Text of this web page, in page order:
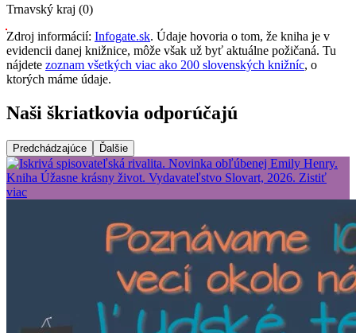
Trnavský kraj (0)
Zdroj informácií: Infogate.sk. Údaje hovoria o tom, že kniha je v
evidencii danej knižnice, môže však už byť aktuálne požičaná. Tu
nájdete zoznam všetkých viac ako 200 slovenských knižníc, o
ktorých máme údaje.
Naši škriatkovia odporúčajú
Predchádzajúce Ďalšie